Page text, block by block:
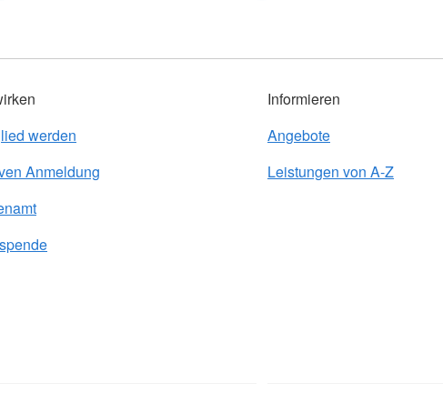
werden
Anmeldung
Informieren
Angebote
Leistungen von A-Z